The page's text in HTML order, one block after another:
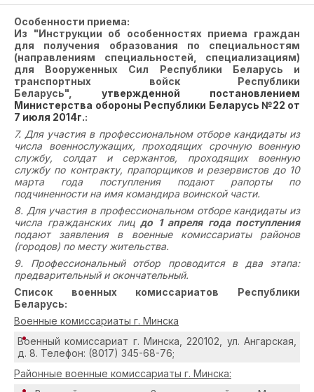
Особенности приема:
Из "Инструкции об особенностях приема граждан
для получения образования по специальностям
(направлениям специальностей, специализациям)
для Вооруженных Сил Республики Беларусь и
транспортных войск Республики
Беларусь", утвержденной постановлением
Министерства обороны Республики Беларусь №22 от
7 июля 2014г.:
7. Для участия в профессиональном отборе кандидаты из
числа военнослужащих, проходящих срочную военную
службу, солдат и сержантов, проходящих военную
службу по контракту, прапорщиков и резервистов до 10
марта года поступления подают рапорты по
подчиненности на имя командира воинской части.
8. Для участия в профессиональном отборе кандидаты из
числа гражданских лицдо 1 апреля года поступления
подают заявления в военные комиссариаты районов
(городов) по месту жительства.
9. Профессиональный отбор проводится в два этапа:
предварительный и окончательный.
Список военных комиссариатов Республики
Беларусь:
Военные комиссариаты г. Минска
Военный комиссариат г. Минска, 220102, ул. Ангарская,
д. 8. Телефон: (8017) 345-68-76;
Районные военные комиссариаты г. Минска: